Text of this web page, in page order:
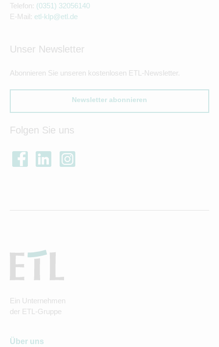
Telefon: (0351) 32056140
E-Mail: etl-klp@etl.de
Unser Newsletter
Abonnieren Sie unseren kostenlosen ETL-Newsletter.
Newsletter abonnieren
Folgen Sie uns
Ein Unternehmen
der ETL-Gruppe
Über uns